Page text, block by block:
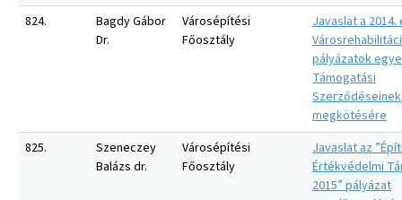
824.
Bagdy Gábor
Dr.
Városépítési
Főosztály
Javaslat a 2014.
pályázatok
Támogatási
Szerződéseinek
megkötésére
825.
Szeneczey
Balázs dr.
Városépítési
Főosztály
Javaslat az
Értékvédelmi
2015” pályázat